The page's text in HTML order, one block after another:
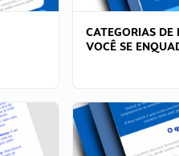
CATEGORIAS DE
VOCÊ SE